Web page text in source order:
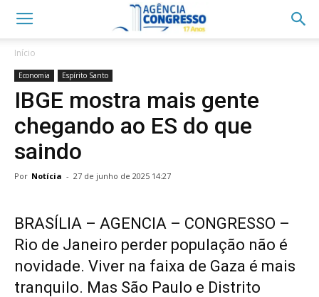
Início
Economia Espírito Santo
IBGE mostra mais gente
chegando ao ES do que
saindo
Por Notícia - 27 de junho de 2025 14:27
BRASÍLIA – AGENCIA – CONGRESSO –
Rio de Janeiro perder população não é
novidade. Viver na faixa de Gaza é mais
tranquilo. Mas São Paulo e Distrito